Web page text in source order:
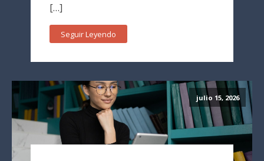
[…]
Seguir Leyendo
julio 15, 2026